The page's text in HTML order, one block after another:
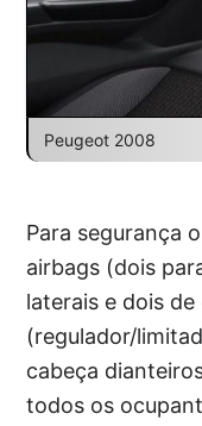
Peugeot 2008
Para segurança
airbags (dois
laterais e dois
(regulador/
cabeça
todos os